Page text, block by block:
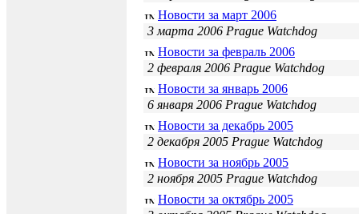
Новости за март 2006
3 марта 2006 Prague Watchdog
Новости за февраль 2006
2 февраля 2006 Prague Watchdog
Новости за январь 2006
6 января 2006 Prague Watchdog
Новости за декабрь 2005
2 декабря 2005 Prague Watchdog
Новости за ноябрь 2005
2 ноября 2005 Prague Watchdog
Новости за октябрь 2005